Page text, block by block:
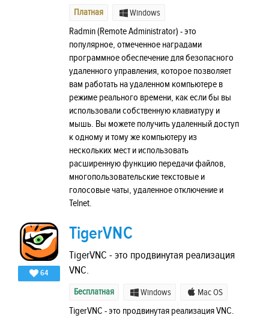
Платная Windows
Radmin (Remote Administrator) - это
популярное, отмеченное наградами
программное обеспечение для безопасного
удаленного управления, которое позволяет
вам работать на удаленном компьютере в
режиме реального времени, как если бы вы
использовали собственную клавиатуру и
мышь. Вы можете получить удаленный доступ
к одному и тому же компьютеру из
нескольких мест и использовать
расширенную функцию передачи файлов,
многопользовательские текстовые и
голосовые чаты, удаленное отключение и
Telnet.
64
TigerVNC
TigerVNC - это продвинутая реализация
VNC.
Бесплатная Windows Mac OS
TigerVNC - это продвинутая реализация VNC.